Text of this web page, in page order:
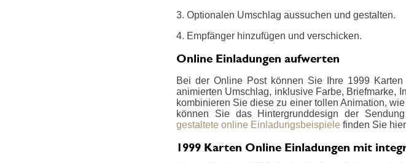
3. Optionalen Umschlag aussuchen und gestalten.
4. Empfänger hinzufügen und verschicken.
Online Einladungen aufwerten
Bei der Online Post können Sie Ihre 1999
animierten Umschlag, inklusive Farbe, Briefmarke,
kombinieren Sie diese zu einer tollen Animation,
können Sie das Hintergrunddesign der
gestaltete online Einladungsbeispiele finden Sie
1999 Karten Online Einladungen mit